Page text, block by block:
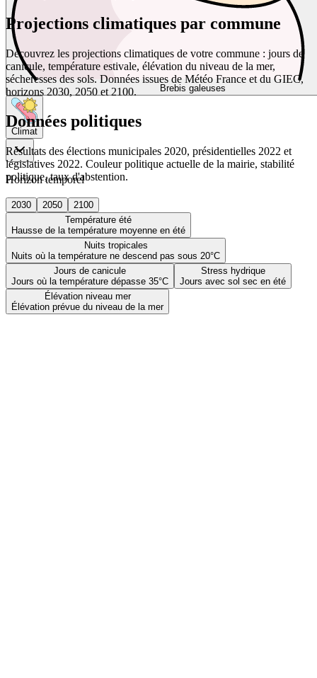
Brebis galeuses
Climat
Horizon temporel
2030 2050
2100
Température été
Hausse de la température moyenne en été
Nuits tropicales
Nuits où la température ne descend pas sous 20°C
Jours de canicule
Jours où la température dépasse 35°C
Stress hydrique
Jours avec sol sec en été
Élévation niveau mer
Élévation prévue du niveau de la mer
Projections climatiques par commune
Découvrez les projections climatiques de votre commune : jours de
canicule, température estivale, élévation du niveau de la mer,
sécheresses des sols. Données issues de Météo France et du GIEC,
horizons 2030, 2050 et 2100.
Données politiques
Résultats des élections municipales 2020, présidentielles 2022 et
législatives 2022. Couleur politique actuelle de la mairie, stabilité
politique, taux d'abstention.